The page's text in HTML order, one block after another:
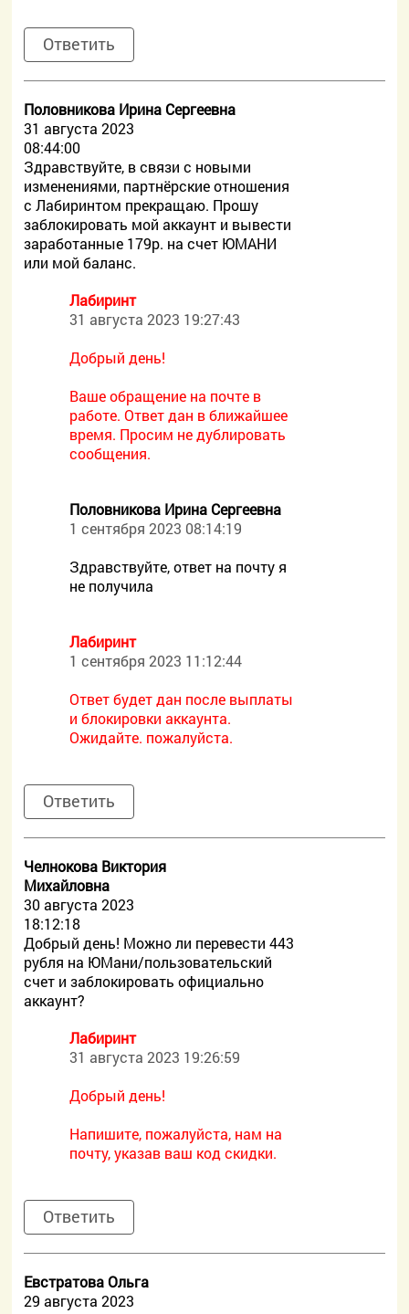
Ответить
Половникова Ирина Сергеевна
31 августа 2023
08:44:00
Здравствуйте, в связи с новыми
изменениями, партнёрские отношения
с Лабиринтом прекращаю. Прошу
заблокировать мой аккаунт и вывести
заработанные 179р. на счет ЮМАНИ
или мой баланс.
Лабиринт
31 августа 2023 19:27:43
Добрый день!
Ваше обращение на почте в
работе. Ответ дан в ближайшее
время. Просим не дублировать
сообщения.
Половникова Ирина Сергеевна
1 сентября 2023 08:14:19
Здравствуйте, ответ на почту я
не получила
Лабиринт
1 сентября 2023 11:12:44
Ответ будет дан после выплаты
и блокировки аккаунта.
Ожидайте. пожалуйста.
Ответить
Челнокова Виктория
Михайловна
30 августа 2023
18:12:18
Добрый день! Можно ли перевести 443
рубля на ЮМани/пользовательский
счет и заблокировать официально
аккаунт?
Лабиринт
31 августа 2023 19:26:59
Добрый день!
Напишите, пожалуйста, нам на
почту, указав ваш код скидки.
Ответить
Евстратова Ольга
29 августа 2023